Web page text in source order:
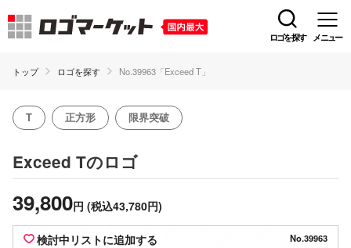
ロゴを探す メニュー
トップ ロゴを探す No.39963「Exceed T」
T 正方形 限界突破
Exceed Tのロゴ
39,800円 (税込43,780円)
検討中リストに追加する No.39963